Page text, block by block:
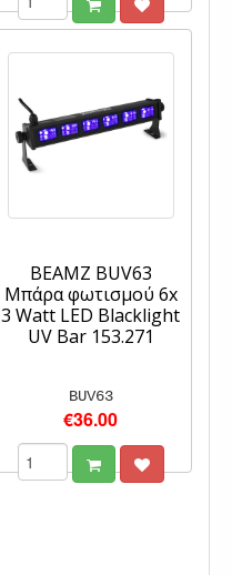
BEAMZ BUV63
Μπάρα φωτισμού 6x
3 Watt LED Blacklight
UV Bar 153.271
BUV63
€36.00